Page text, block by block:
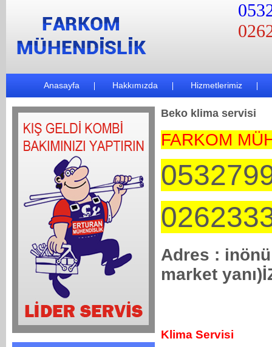
Anasayfa Hakkımızda Hizmetlerimiz
Beko klima servisi
FARKOM
Adres :
market
Klima Servisi